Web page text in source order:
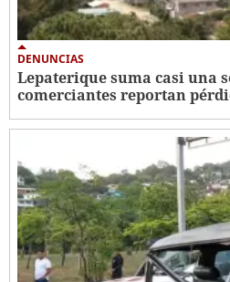
DENUNCIAS
Lepaterique suma casi una
comerciantes reportan